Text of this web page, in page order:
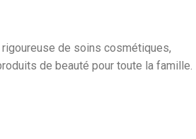
de soins cosmétiques,
de beauté pour toute la famille.